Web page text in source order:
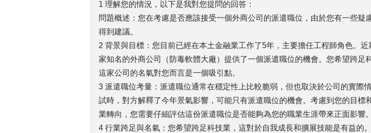
1 理解您的情況，以下是我對您提問的回答：
問題概述：您在考慮是否應該接受一個外商公司的派遣職位，由於您有一些疑
得到建議。
2 背景與目標：您目前已經在本土金融業工作了5年，主要擔任工程師角色。近
家知名的外商公司（防毒軟體大廠）提供了一個派遣職位的機會。您希望跨足
這家公司的名氣對您而言是一個吸引點。
3 派遣職位考量：派遣職位通常在穩定性上比較脆弱，但也取決於公司的實際
試時，對方解釋了今年景氣影響，可能只有派遣職位的機會。考慮到您的目標
業轉向，您需要仔細評估這份派遣職位是否能夠為您的職業生涯帶來正面影響。
4 行業跨足與名氣：您希望跨足科技業，這對於自我成長和擴展技能是有益的